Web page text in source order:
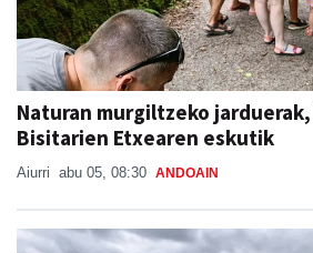
Naturan murgiltzeko
Bisitarien Etxearen eskutik
Aiurri abu 05, 08:30 ANDOAIN